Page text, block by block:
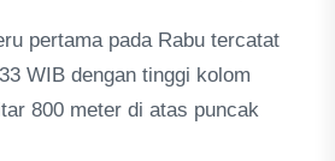
pertama pada Rabu tercatat
WIB dengan tinggi kolom
800 meter di atas puncak